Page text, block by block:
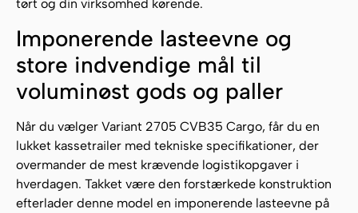
tørt og din virksomhed kørende.
Imponerende lasteevne og
store indvendige mål til
voluminøst gods og paller
Når du vælger Variant 2705 CVB35 Cargo, får du en
lukket kassetrailer med tekniske specifikationer, der
overmander de mest krævende logistikopgaver i
hverdagen. Takket være den forstærkede konstruktion
efterlader denne model en imponerende lasteevne på